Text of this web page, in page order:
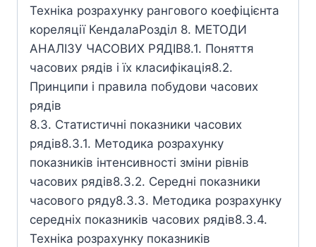
Техніка розрахунку рангового коефіцієнта
кореляції КендалаРозділ 8. МЕТОДИ
АНАЛІЗУ ЧАСОВИХ РЯДІВ8.1. Поняття
часових рядів і їх класифікація8.2.
Принципи і правила побудови часових
рядів
8.3. Статистичні показники часових
рядів8.3.1. Методика розрахунку
показників інтенсивності зміни рівнів
часових рядів8.3.2. Середні показники
часового ряду8.3.3. Методика розрахунку
середніх показників часових рядів8.3.4.
Техніка розрахунку показників